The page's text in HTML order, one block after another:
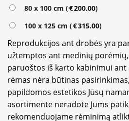
80 x 100 cm (€200.00)
100 x 125 cm (€315.00)
Reprodukcijos ant drobės yra
užtemptos ant medinių
paruoštos iš karto kabinimui ant
rėmas nėra būtinas
papildomos estetikos Jūsų
asortimente neradote Jums
rekomenduojame rėminimą